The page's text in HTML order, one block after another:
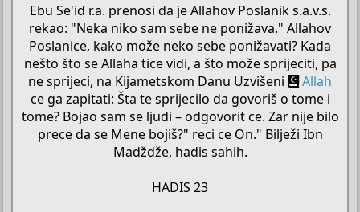
Ebu Se'id r.a. prenosi da je Allahov Poslanik s.a.v.s.
rekao: "Neka niko sam sebe ne ponižava." Allahov
Poslanice, kako može neko sebe ponižavati? Kada
nešto što se Allaha tice vidi, a što može sprijeciti, pa
ne sprijeci, na Kijametskom Danu Uzvišeni
Allah
ce ga zapitati: Šta te sprijecilo da govoriš o tome i
tome? Bojao sam se ljudi – odgovorit ce. Zar nije bilo
prece da se Mene bojiš?" reci ce On." Bilježi Ibn
Madždže, hadis sahih.
HADIS 23